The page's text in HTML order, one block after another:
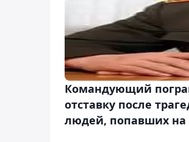
Командующий
отставку после
людей, попавших на